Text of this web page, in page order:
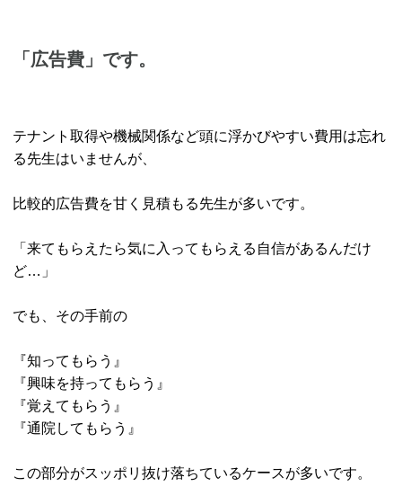
「広告費」です。
テナント取得や機械関係など頭に浮かびやすい費用は忘れ
る先生はいませんが、
比較的広告費を甘く見積もる先生が多いです。
「来てもらえたら気に入ってもらえる自信があるんだけ
ど…」
でも、その手前の
『知ってもらう』
『興味を持ってもらう』
『覚えてもらう』
『通院してもらう』
この部分がスッポリ抜け落ちているケースが多いです。